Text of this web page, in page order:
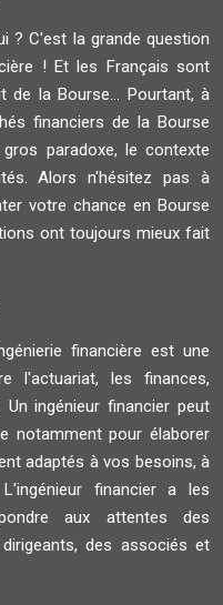
? C'est la grande question
! Et les Français sont
de la Bourse... Pourtant, à
financiers de la Bourse
paradoxe, le contexte
Alors n'hésitez pas à
votre chance en Bourse
ont toujours mieux fait
financière est une
l'actuariat, les finances,
ingénieur financier peut
notamment pour élaborer
adaptés à vos besoins, à
financier a les
aux attentes des
des associés et